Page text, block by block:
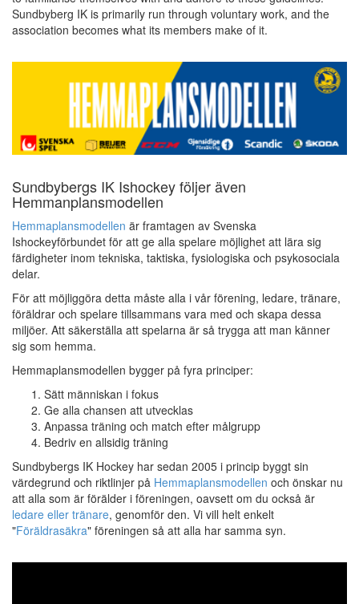
Sundbyberg IK is primarily run through voluntary work, and the
association becomes what its members make of it.
Sundbybergs IK Ishockey följer även
Hemmanplansmodellen
Hemmaplansmodellen är framtagen av Svenska
Ishockeyförbundet för att ge alla spelare möjlighet att lära sig
färdigheter inom tekniska, taktiska, fysiologiska och psykosociala
delar.
För att möjliggöra detta måste alla i vår förening, ledare, tränare,
föräldrar och spelare tillsammans vara med och skapa dessa
miljöer. Att säkerställa att spelarna är så trygga att man känner
sig som hemma.
Hemmaplansmodellen bygger på fyra principer:
Sätt människan i fokus
Ge alla chansen att utvecklas
Anpassa träning och match efter målgrupp
Bedriv en allsidig träning
Sundbybergs IK Hockey har sedan 2005 i princip byggt sin
värdegrund och riktlinjer på Hemmaplansmodellen och önskar nu
att alla som är förälder i föreningen, oavsett om du också är
ledare eller tränare, genomför den. Vi vill helt enkelt
"Föräldrasäkra" föreningen så att alla har samma syn.